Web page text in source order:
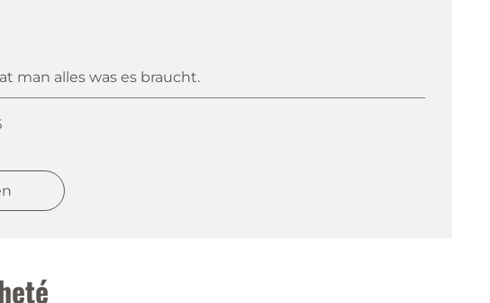
man alles was es braucht.